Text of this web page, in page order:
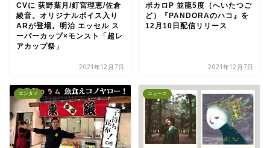
CVに 荻野葉月/釘宮理恵/佐倉
綾音。オリジナルボイス入り
ARが登場。明治 エッセル ス
ーパーカップ×モンスト「超レ
アカップ祭」
2021年12月7日
ボカロP 並龍5度（へいたつご
ど）『PANDORAのハコ』を
12月10日配信リリース
2021年12月7日
エンタメ ニュース